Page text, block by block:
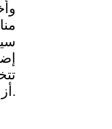
أزمة اجتماعية حقيقية تهدد الاستقرار الاقتصادي والاجتماعي في البلاد.